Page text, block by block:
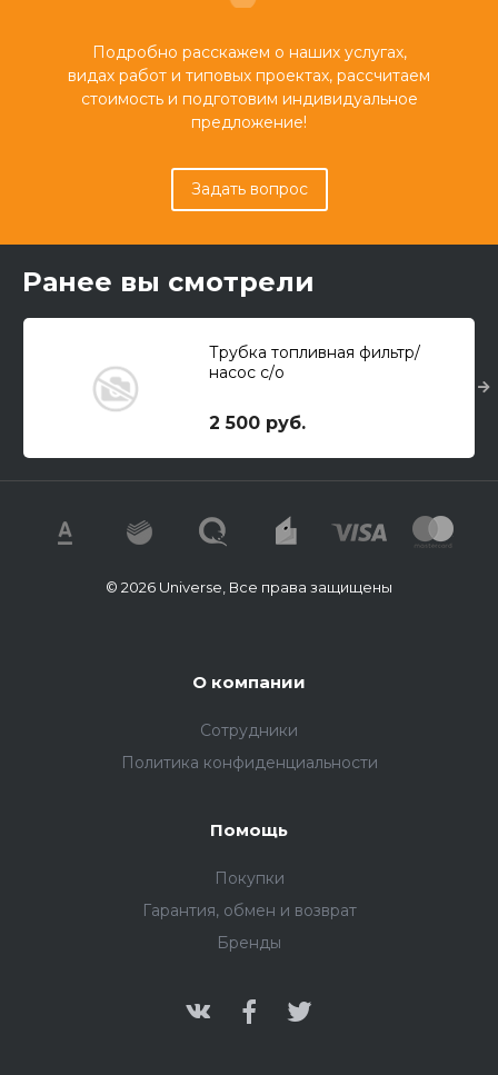
Подробно расскажем о наших услугах,
видах работ и типовых проектах, рассчитаем
стоимость и подготовим индивидуальное
предложение!
Задать вопрос
Ранее вы смотрели
Трубка топливная фильтр/
насос с/о
2 500 руб.
© 2026 Universe, Все права защищены
О компании
Сотрудники
Политика конфиденциальности
Помощь
Покупки
Гарантия, обмен и возврат
Бренды